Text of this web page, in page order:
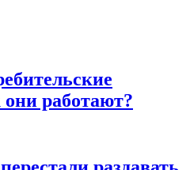
работают?